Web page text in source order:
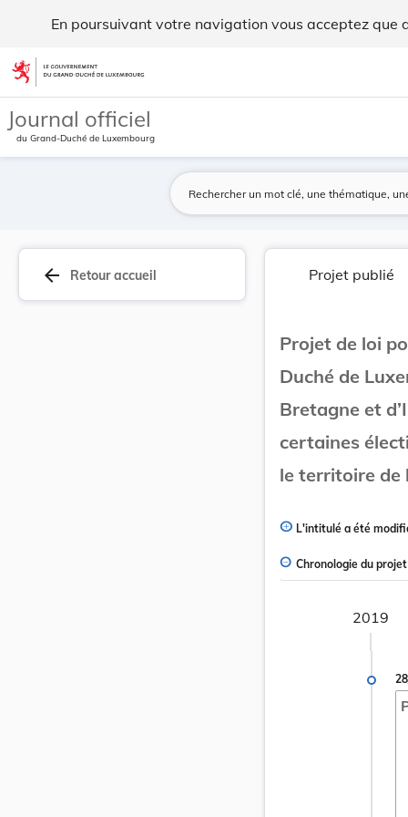
En poursuivant votre navigation vous acceptez que
Aller au contenu
Journal officiel
du Grand-Duché de Luxembourg
arrow_back Retour accueil Projet publié
Projet de loi
Duché de
Bretagne et
certaines
le territoire de
L'intitulé a été
Chronologie du projet
2019